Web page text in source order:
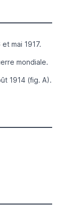
mai 1917.
mondiale.
1914 (fig. A).